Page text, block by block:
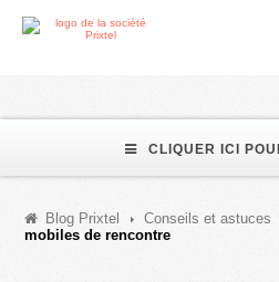
CLIQUER ICI
Blog Prixtel Conseils et astuces
mobiles de rencontre